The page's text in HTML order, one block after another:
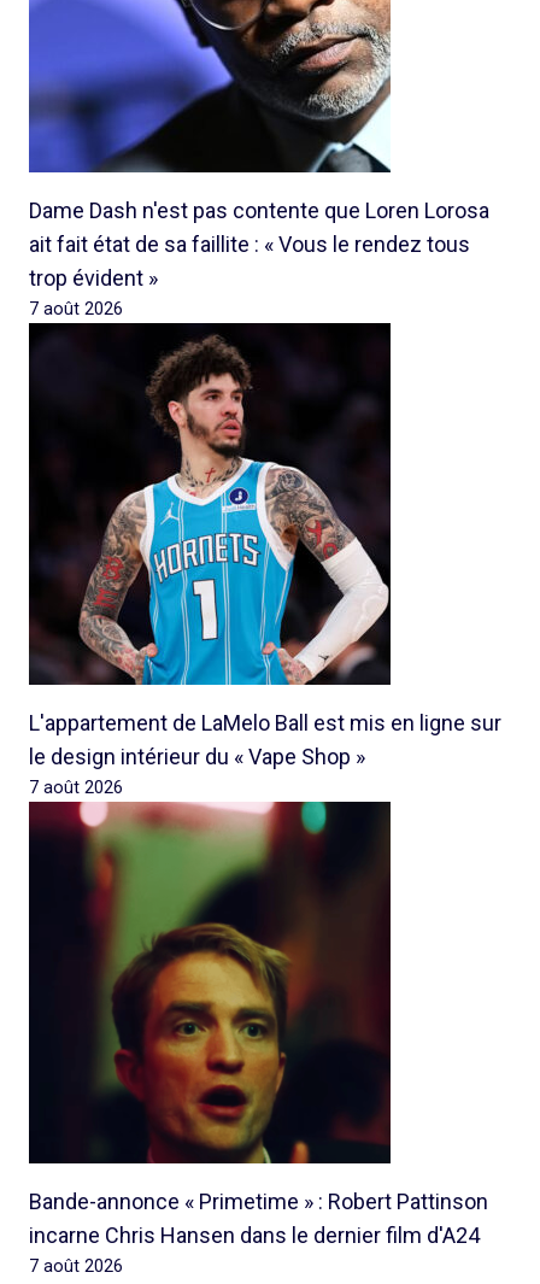
Dame Dash n'est pas contente que Loren Lorosa
ait fait état de sa faillite : « Vous le rendez tous
trop évident »
7 août 2026
L'appartement de LaMelo Ball est mis en ligne sur
le design intérieur du « Vape Shop »
7 août 2026
Bande-annonce « Primetime » : Robert Pattinson
incarne Chris Hansen dans le dernier film d'A24
7 août 2026